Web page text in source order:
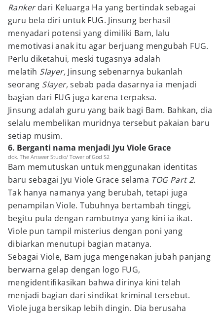
Rankerdari Keluarga Ha yang bertindak sebagai
guru bela diri untuk FUG. Jinsung berhasil
menyadari potensi yang dimiliki Bam, lalu
memotivasi anak itu agar berjuang mengubah FUG.
Perlu diketahui, meski tugasnya adalah
melatih Slayer, Jinsung sebenarnya bukanlah
seorang Slayer,sebab pada dasarnya ia menjadi
bagian dari FUG juga karena terpaksa.
Jinsung adalah guru yang baik bagi Bam. Bahkan, dia
selalu membelikan muridnya tersebut pakaian baru
setiap musim.
6. Berganti nama menjadi Jyu Viole Grace
dok. The Answer Studio/ Tower of God S2
Bam memutuskan untuk menggunakan identitas
baru sebagai Jyu Viole Grace selama TOG Part 2.
Tak hanya namanya yang berubah, tetapi juga
penampilan Viole. Tubuhnya bertambah tinggi,
begitu pula dengan rambutnya yang kini ia ikat.
Viole pun tampil misterius dengan poni yang
dibiarkan menutupi bagian matanya.
Sebagai Viole, Bam juga mengenakan jubah panjang
berwarna gelap dengan logo FUG,
mengidentifikasikan bahwa dirinya kini telah
menjadi bagian dari sindikat kriminal tersebut.
Viole juga bersikap lebih dingin. Dia berusaha